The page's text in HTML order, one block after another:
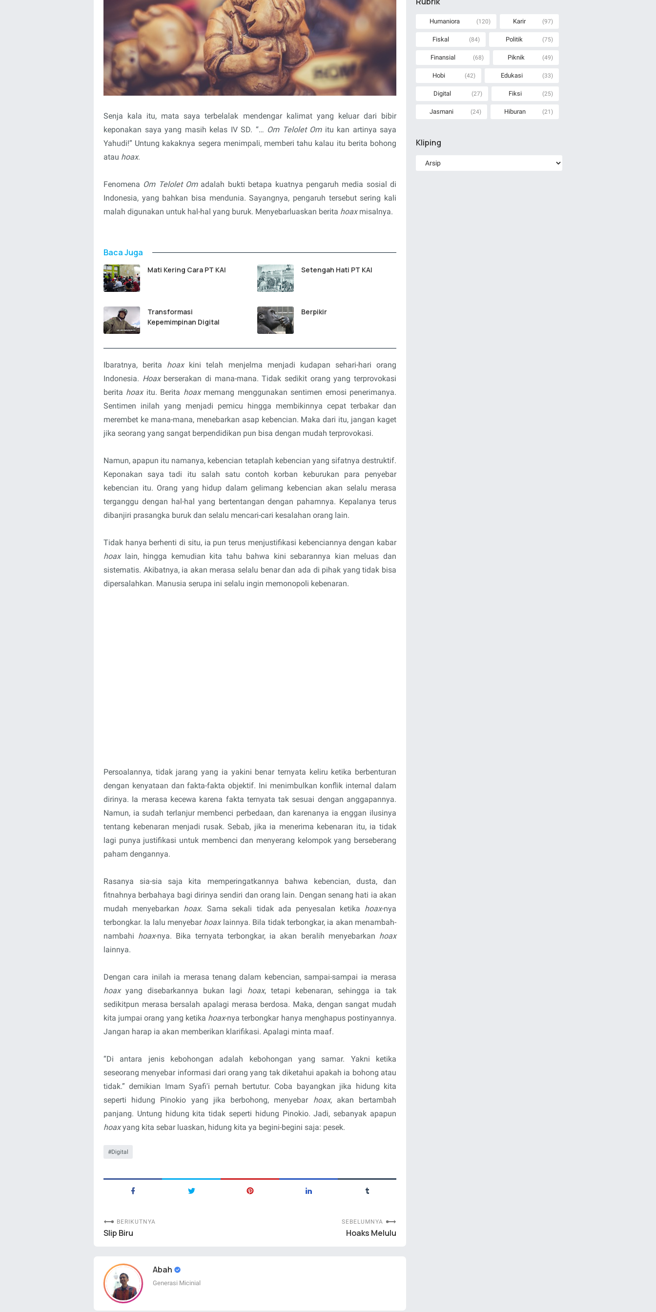
Senja kala itu, mata saya terbelalak mendengar kalimat yang keluar dari bibir
keponakan saya yang masih kelas IV SD. “… Om Telolet Omitu kan artinya saya
Yahudi!” Untung kakaknya segera menimpali, memberi tahu kalau itu berita bohong
atau hoax.
Fenomena Om Telolet Omadalah bukti betapa kuatnya pengaruh media sosial di
Indonesia, yang bahkan bisa mendunia. Sayangnya, pengaruh tersebut sering kali
malah digunakan untuk hal-hal yang buruk. Menyebarluaskan berita hoaxmisalnya.
Baca Juga
Mati Kering Cara PT KAI Setengah Hati PT KAI
Transformasi
Kepemimpinan Digital
Berpikir
Ibaratnya, berita hoaxkini telah menjelma menjadi kudapan sehari-hari orang
Indonesia. Hoax berserakan di mana-mana. Tidak sedikit orang yang terprovokasi
berita hoaxitu. Berita hoax memang menggunakan sentimen emosi penerimanya.
Sentimen inilah yang menjadi pemicu hingga membikinnya cepat terbakar dan
merembet ke mana-mana, menebarkan asap kebencian. Maka dari itu, jangan kaget
jika seorang yang sangat berpendidikan pun bisa dengan mudah terprovokasi.
Namun, apapun itu namanya, kebencian tetaplah kebencian yang sifatnya destruktif.
Keponakan saya tadi itu salah satu contoh korban keburukan para penyebar
kebencian itu. Orang yang hidup dalam gelimang kebencian akan selalu merasa
terganggu dengan hal-hal yang bertentangan dengan pahamnya. Kepalanya terus
dibanjiri prasangka buruk dan selalu mencari-cari kesalahan orang lain.
Tidak hanya berhenti di situ, ia pun terus menjustifikasi kebenciannya dengan kabar
hoax lain, hingga kemudian kita tahu bahwa kini sebarannya kian meluas dan
sistematis. Akibatnya, ia akan merasa selalu benar dan ada di pihak yang tidak bisa
dipersalahkan. Manusia serupa ini selalu ingin memonopoli kebenaran.
Persoalannya, tidak jarang yang ia yakini benar ternyata keliru ketika berbenturan
dengan kenyataan dan fakta-fakta objektif. Ini menimbulkan konflik internal dalam
dirinya. Ia merasa kecewa karena fakta ternyata tak sesuai dengan anggapannya.
Namun, ia sudah terlanjur membenci perbedaan, dan karenanya ia enggan ilusinya
tentang kebenaran menjadi rusak. Sebab, jika ia menerima kebenaran itu, ia tidak
lagi punya justifikasi untuk membenci dan menyerang kelompok yang berseberang
paham dengannya.
Rasanya sia-sia saja kita memperingatkannya bahwa kebencian, dusta, dan
fitnahnya berbahaya bagi dirinya sendiri dan orang lain. Dengan senang hati ia akan
mudah menyebarkan hoax. Sama sekali tidak ada penyesalan ketika hoax-nya
terbongkar. Ia lalu menyebar hoax lainnya. Bila tidak terbongkar, ia akan menambah-
nambahi hoax-nya. Bika ternyata terbongkar, ia akan beralih menyebarkan hoax
lainnya.
Dengan cara inilah ia merasa tenang dalam kebencian, sampai-sampai ia merasa
hoaxyang disebarkannya bukan lagi hoax, tetapi kebenaran, sehingga ia tak
sedikitpun merasa bersalah apalagi merasa berdosa. Maka, dengan sangat mudah
kita jumpai orang yang ketika hoax-nya terbongkar hanya menghapus postinyannya.
Jangan harap ia akan memberikan klarifikasi. Apalagi minta maaf.
“Di antara jenis kebohongan adalah kebohongan yang samar. Yakni ketika
seseorang menyebar informasi dari orang yang tak diketahui apakah ia bohong atau
tidak.” demikian Imam Syafi'i pernah bertutur. Coba bayangkan jika hidung kita
seperti hidung Pinokio yang jika berbohong, menyebar hoax, akan bertambah
panjang. Untung hidung kita tidak seperti hidung Pinokio. Jadi, sebanyak apapun
hoaxyang kita sebar luaskan, hidung kita ya begini-begini saja: pesek.
Digital
BERIKUTNYA
Slip Biru
SEBELUMNYA
Hoaks Melulu
Abah
Generasi Micinial
Humaniora (120) Karir (97)
Fiskal (84) Politik (75)
Finansial (68) Piknik (49)
Hobi (42) Edukasi (33)
Digital (27) Fiksi (25)
Jasmani (24) Hiburan (21)
Kliping